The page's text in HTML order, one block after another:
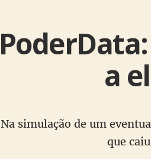
a
Na simulação de um
que